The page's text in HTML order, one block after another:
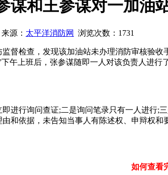
谋和王参谋对一加油
源： 太平洋消防网 浏览次数： 1731
督检查，发现该加油站未办理消防审核验
午上班后，张参谋随即一人对该负责人进
进行询问查证;二是询问笔录只有一人进行
和依据，未告知当事人有陈述权、申辩权
如何查看